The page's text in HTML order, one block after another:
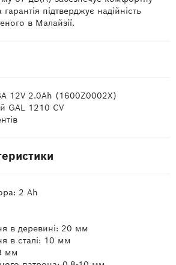
підтверджує надійність
в Малайзії.
12V 2.0Ah (1600Z0002X)
GAL 1210 CV
2 Ah
в деревині: 20 мм
в сталі: 10 мм
мм